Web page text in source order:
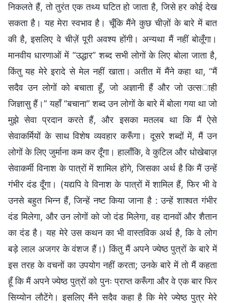
निकलते हैं, तो तुरंत एक तथ्य घटित हो जाता है, जिसे हर कोई देख
सकता है। यह मेरा स्वभाव है। चूँकि मैंने कुछ चीज़ों के बारे में बात
की है, इसलिए वे चीज़ें पूरी अवश्य होंगी। अन्यथा मैं नहीं बोलूँगा।
मानवीय धारणाओं में “उद्धार” शब्द सभी लोगों के लिए बोला जाता है,
किंतु यह मेरे इरादे से मेल नहीं खाता। अतीत में मैंने कहा था, “मैं
सदैव उन लोगों को बचाता हूँ, जो अज्ञानी हैं और जो उत्साही
जिज्ञासु हैं।” यहाँ “बचाना” शब्द उन लोगों के बारे में बोला गया था जो
मुझे सेवा प्रदान करते हैं, और इसका मतलब था कि मैं ऐसे
सेवाकर्मियों के साथ विशेष व्यवहार करूँगा। दूसरे शब्दों में, मैं उन
लोगों के लिए जुर्माना कम कर दूँगा। हालाँकि, वे कुटिल और धोखेबाज़
सेवाकर्मी विनाश के पात्रों में शामिल होंगे, जिसका अर्थ है कि मैं उन्हें
गंभीर दंड दूँगा। (यद्यपि वे विनाश के पात्रों में शामिल हैं, फिर भी वे
उनसे बहुत भिन्न हैं, जिन्हें नष्ट किया जाना है : उन्हें शाश्वत गंभीर
दंड मिलेगा, और उन लोगों को जो दंड मिलेगा, वह दानवों और शैतान
का दंड है। यह मेरे उस कथन का भी वास्तविक अर्थ है, कि वे लोग
बड़े लाल अजगर के वंशज हैं।) किंतु मैं अपने ज्येष्ठ पुत्रों के बारे में
इस तरह के वचनों का उपयोग नहीं करता; उनके बारे में तो मैं कहता
हूँ कि मैं अपने ज्येष्ठ पुत्रों को पुनः प्राप्त करूँगा और वे एक बार फिर
सिय्योन लौटेंगे। इसलिए मैंने सदैव कहा है कि मेरे ज्येष्ठ पुत्र मेरे